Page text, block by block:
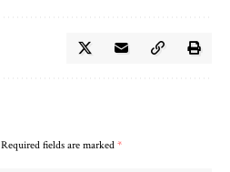
Required fields are marked *